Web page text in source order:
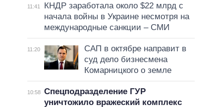
11:41
КНДР заработала около $22 млрд с
начала войны в Украине несмотря на
международные санкции – СМИ
11:20
САП в октябре направит в
суд дело бизнесмена
Комарницкого о земле
10:58 Спецподразделение ГУР
уничтожило вражеский комплекс